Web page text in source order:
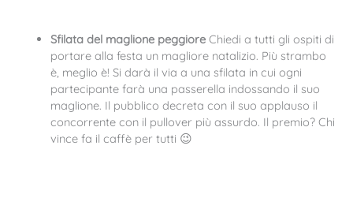
Sfilata del maglione peggioreChiedi a tutti gli ospiti di
portare alla festa un magliore natalizio. Più strambo
è, meglio è! Si darà il via a una sfilata in cui ogni
partecipante farà una passerella indossando il suo
maglione. Il pubblico decreta con il suo applauso il
concorrente con il pullover più assurdo. Il premio? Chi
vince fa il caffè per tutti 😉